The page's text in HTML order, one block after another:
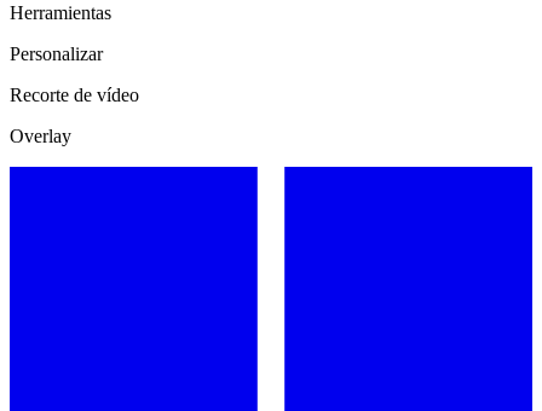
Herramientas
Personalizar
Recorte de vídeo
Overlay